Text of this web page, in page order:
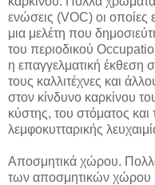
ενώσεις (VOC) οι οποίες
μια μελέτη που
του περιοδικού
η επαγγελματική έκθεση
τους καλλιτέχνες και
στον κίνδυνο καρκίνου
κύστης, του στόματος
λεμφοκυτταρικής
Αποσμητικά χώρου.
των αποσμητικών χώρου